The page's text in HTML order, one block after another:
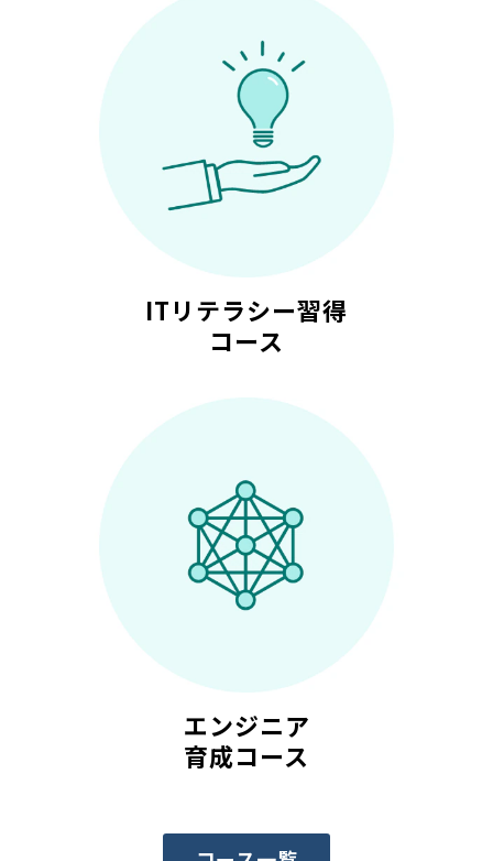
ITリテラシー習得
コース
エンジニア
育成コース